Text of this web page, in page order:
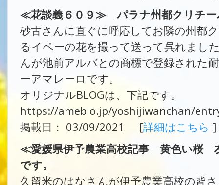
≪花談義６０９≫ パラナ州都クリチー
砂古さんに直ぐに呼応してお隣の州都
るイペーの花を撮って送って呉れまし
んが池前アルバとの商標で登録された
ーアマレーロです。
オリジナルBLOGは、下記です。
https://ameblo.jp/yoshijiwanchan/
掲載日： 03/09/2021 [詳細はこちら ]
≪愛媛県伊予農業高校記事 黄色い桜
です。
久留米のはなさんが伊予農業高校の皆